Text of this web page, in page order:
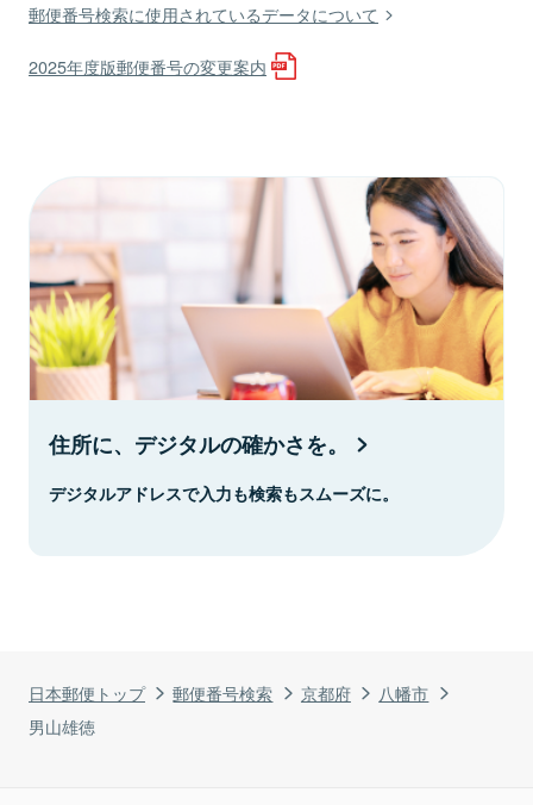
日本郵便トップ 郵便番号検索 京都府
八幡市
男山雄徳
郵便番号検索に使用されているデータについて
2025年度版郵便番号の変更案内
住所に、デジタルの確かさを。
デジタルアドレスで入力も検索もスムーズに。